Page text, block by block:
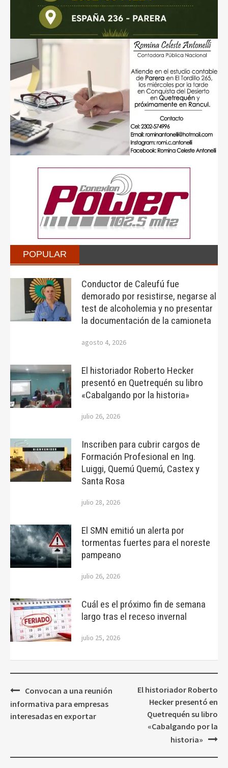
POPULAR
Conductor de Caleufú fue
demorado por resistirse, negarse al
test de alcoholemia y no presentar
la documentación de la camioneta
agosto 4, 2026
El historiador Roberto Hecker
presentó en Quetrequén su libro
«Cabalgando por la historia»
julio 26, 2026
Inscriben para cubrir cargos de
Formación Profesional en Ing.
Luiggi, Quemú Quemú, Castex y
Santa Rosa
julio 28, 2026
El SMN emitió un alerta por
tormentas fuertes para el noreste
pampeano
julio 26, 2026
Cuál es el próximo fin de semana
largo tras el receso invernal
julio 25, 2026
Navegación
de
entradas
Convocan a una reunión
informativa para empresas
interesadas en exportar
El historiador Roberto
Hecker presentó en
Quetrequén su libro
«Cabalgando por la
historia»